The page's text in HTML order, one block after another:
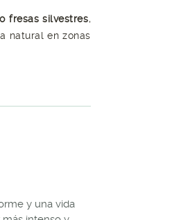
fresas silvestres,
natural en zonas
y una vida